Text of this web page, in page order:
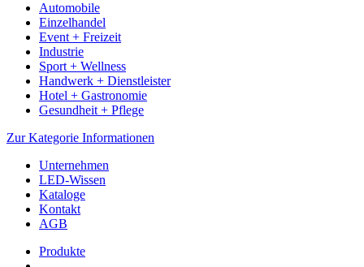
Automobile
Einzelhandel
Event + Freizeit
Industrie
Sport + Wellness
Handwerk + Dienstleister
Hotel + Gastronomie
Gesundheit + Pflege
Zur Kategorie Informationen
Unternehmen
LED-Wissen
Kataloge
Kontakt
AGB
Produkte